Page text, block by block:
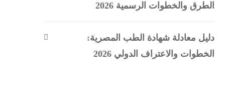
الطرق والخطوات الرسمية 2026
دليل معادلة شهادة الطب المصرية:
الخطوات والاعتراف الدولي 2026